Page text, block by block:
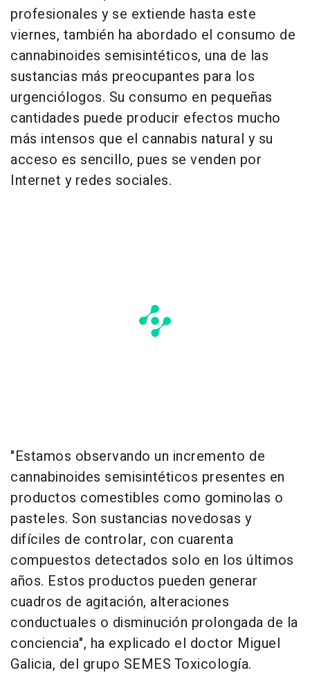
profesionales y se extiende hasta este
viernes, también ha abordado el consumo de
cannabinoides semisintéticos, una de las
sustancias más preocupantes para los
urgenciólogos. Su consumo en pequeñas
cantidades puede producir efectos mucho
más intensos que el cannabis natural y su
acceso es sencillo, pues se venden por
Internet y redes sociales.
"Estamos observando un incremento de
cannabinoides semisintéticos presentes en
productos comestibles como gominolas o
pasteles. Son sustancias novedosas y
difíciles de controlar, con cuarenta
compuestos detectados solo en los últimos
años. Estos productos pueden generar
cuadros de agitación, alteraciones
conductuales o disminución prolongada de la
conciencia", ha explicado el doctor Miguel
Galicia, del grupo SEMES Toxicología.